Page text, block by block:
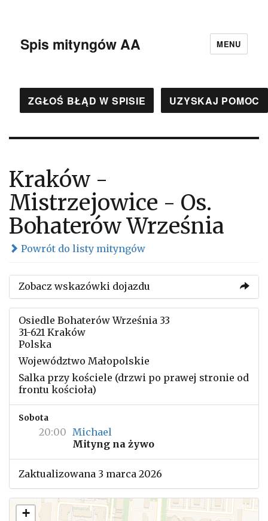
Spis mityngów AA MENU
ZGŁOŚ BŁĄD W SPISIE UZYSKAJ POMOC
Kraków -
Mistrzejowice - Os.
Bohaterów Września
Powrót do listy mityngów
Zobacz wskazówki dojazdu
Osiedle Bohaterów Września 33
31-621 Kraków
Polska
Województwo Małopolskie
Salka przy kościele (drzwi po prawej stronie od
frontu kościoła)
Sobota
20:00 Michael
Mityng na żywo
Zaktualizowana 3 marca 2026
+